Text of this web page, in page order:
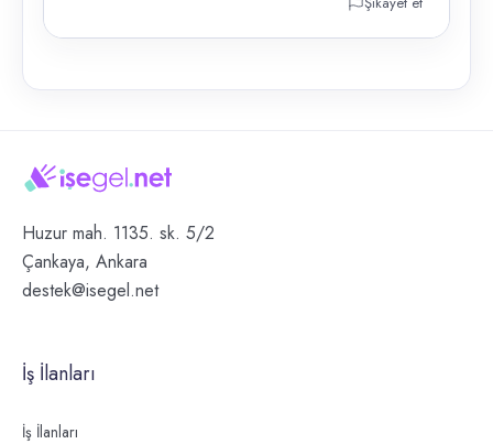
Huzur mah. 1135. sk. 5/2
Çankaya, Ankara
destek@isegel.net
İş İlanları
İş İlanları